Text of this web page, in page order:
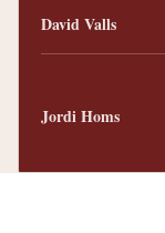
David Valls
Jordi Homs